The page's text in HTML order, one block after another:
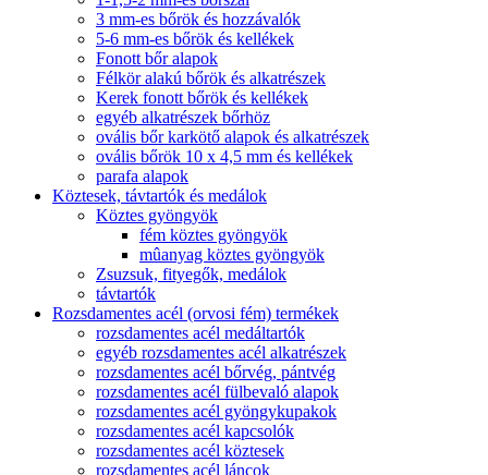
3 mm-es bőrök és hozzávalók
5-6 mm-es bőrök és kellékek
Fonott bőr alapok
Félkör alakú bőrök és alkatrészek
Kerek fonott bőrök és kellékek
egyéb alkatrészek bőrhöz
ovális bőr karkötő alapok és alkatrészek
ovális bőrök 10 x 4,5 mm és kellékek
parafa alapok
Köztesek, távtartók és medálok
Köztes gyöngyök
fém köztes gyöngyök
mûanyag köztes gyöngyök
Zsuzsuk, fityegők, medálok
távtartók
Rozsdamentes acél (orvosi fém) termékek
rozsdamentes acél medáltartók
egyéb rozsdamentes acél alkatrészek
rozsdamentes acél bőrvég, pántvég
rozsdamentes acél fülbevaló alapok
rozsdamentes acél gyöngykupakok
rozsdamentes acél kapcsolók
rozsdamentes acél köztesek
rozsdamentes acél láncok